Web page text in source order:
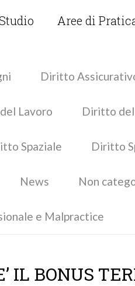
Aree di
Diritto
Lavoro Diritto
Spaziale Diritto
News Non
e Malpractice
IL BONUS